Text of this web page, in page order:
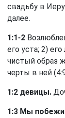
свадьбу в
далее.
1:1-2
его уста; 2)
чистый образ
черты в ней
1:2 девицы.
1:3 Мы